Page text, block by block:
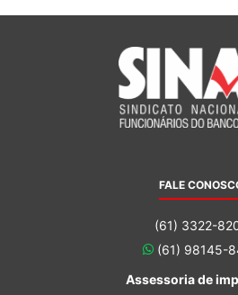
FALE
(61) 3322-
(61) 98145-
Assessoria de